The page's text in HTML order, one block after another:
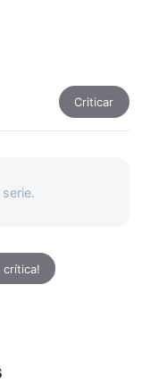
Criticar
crítica!